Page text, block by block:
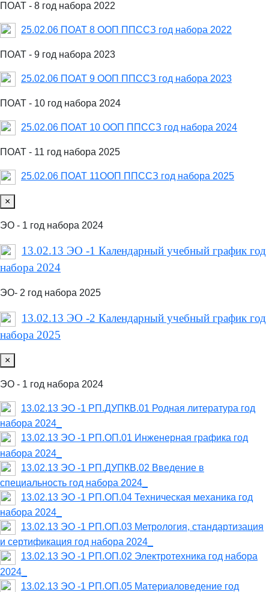
ПОАТ - 8 год набора 2022
25.02.06 ПОАТ 8 ООП ППССЗ год набора 2022
ПОАТ - 9 год набора 2023
25.02.06 ПОАТ 9 ООП ППССЗ год набора 2023
ПОАТ - 10 год набора 2024
25.02.06 ПОАТ 10 ООП ППССЗ год набора 2024
ПОАТ - 11 год набора 2025
25.02.06 ПОАТ 11ООП ППССЗ год набора 2025
×
ЭО - 1 год набора 2024
13.02.13 ЭО -1 Календарный учебный график год
набора 2024
ЭО- 2 год набора 2025
13.02.13 ЭО -2 Календарный учебный график год
набора 2025
×
ЭО - 1 год набора 2024
13.02.13 ЭО -1 РП.ДУПКВ.01 Родная литература год
набора 2024_
13.02.13 ЭО -1 РП.ОП.01 Инженерная графика год
набора 2024_
13.02.13 ЭО -1 РП.ДУПКВ.02 Введение в
специальность год набора 2024_
13.02.13 ЭО -1 РП.ОП.04 Техническая механика год
набора 2024_
13.02.13 ЭО -1 РП.ОП.03 Метрология, стандартизация
и сертификация год набора 2024_
13.02.13 ЭО -1 РП.ОП.02 Электротехника год набора
2024_
13.02.13 ЭО -1 РП.ОП.05 Материаловедение год